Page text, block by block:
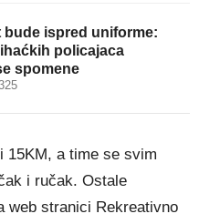
bude ispred uniforme:
policajaca
spomene
15KM, a time se svim
i ručak. Ostale
web stranici Rekreativno